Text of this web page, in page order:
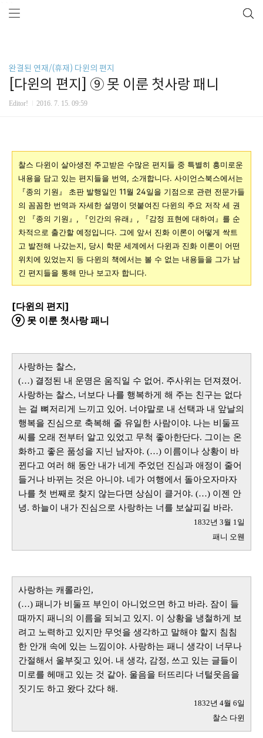
완결된 연재/(휴재) 다윈의 편지
[다윈의 편지] ⑨ 못 이룬 첫사랑 패니
Editor! 2016. 7. 15. 09:59
찰스 다윈이 살아생전 주고받은 수많은 편지들 중 특별히 흥미로운
내용을 담고 있는 편지들을 번역, 소개합니다. 사이언스북스에서는
『종의 기원』 초판 발행일인 11월 24일을 기점으로 관련 전문가들
의 꼼꼼한 번역과 자세한 설명이 덧붙여진 다윈의 주요 저작 세 권
인 『종의 기원』, 『인간의 유래』, 『감정 표현에 대하여』를 순
차적으로 출간할 예정입니다. 그에 앞서 진화 이론이 어떻게 싹트
고 발전해 나갔는지, 당시 학문 세계에서 다윈과 진화 이론이 어떤
위치에 있었는지 등 다윈의 책에서는 볼 수 없는 내용들을 그가 남
긴 편지들을 통해 만나 보고자 합니다.
[다윈의 편지]
⑨ 못 이룬 첫사랑 패니
사랑하는 찰스,
(…) 결정된 내 운명은 움직일 수 없어. 주사위는 던져졌어.
사랑하는 찰스, 너보다 나를 행복하게 해 주는 친구는 없다
는 걸 뼈저리게 느끼고 있어. 너야말로 내 선택과 내 앞날의
행복을 진심으로 축복해 줄 유일한 사람이야. 나는 비둘프
씨를 오래 전부터 알고 있었고 무척 좋아한단다. 그이는 온
화하고 좋은 품성을 지닌 남자야. (…) 이름이나 상황이 바
뀐다고 여러 해 동안 내가 네게 주었던 진심과 애정이 줄어
들거나 바뀌는 것은 아니야. 네가 여행에서 돌아오자마자
나를 첫 번째로 찾지 않는다면 상심이 클거야. (…) 이젠 안
녕. 하늘이 내가 진심으로 사랑하는 너를 보살피길 바라.
1832년 3월 1일
패니 오웬
사랑하는 캐롤라인,
(…) 패니가 비둘프 부인이 아니었으면 하고 바라. 잠이 들
때까지 패니의 이름을 되뇌고 있지. 이 상황을 냉철하게 보
려고 노력하고 있지만 무엇을 생각하고 말해야 할지 침침
한 안개 속에 있는 느낌이야. 사랑하는 패니 생각이 너무나
간절해서 울부짖고 있어. 내 생각, 감정, 쓰고 있는 글들이
미로를 헤매고 있는 것 같아. 울음을 터뜨리다 너털웃음을
짓기도 하고 왔다 갔다 해.
1832년 4월 6일
찰스 다윈